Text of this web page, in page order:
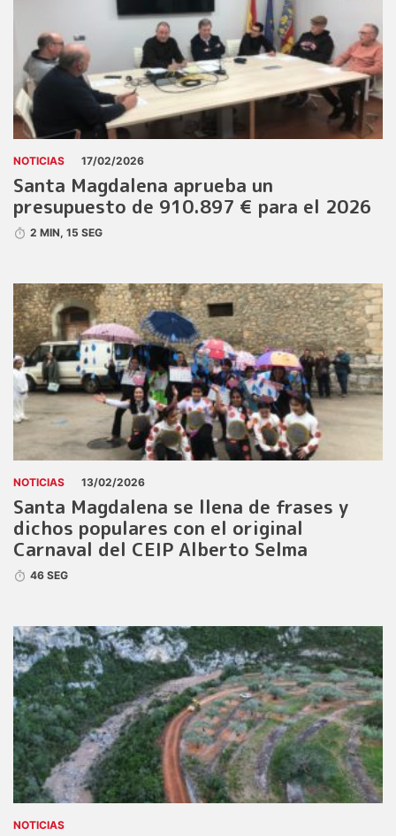
NOTICIAS 17/02/2026
Santa Magdalena aprueba un
presupuesto de 910.897 € para el 2026
2 MIN, 15 SEG
NOTICIAS 13/02/2026
Santa Magdalena se llena de frases y
dichos populares con el original
Carnaval del CEIP Alberto Selma
46 SEG
NOTICIAS